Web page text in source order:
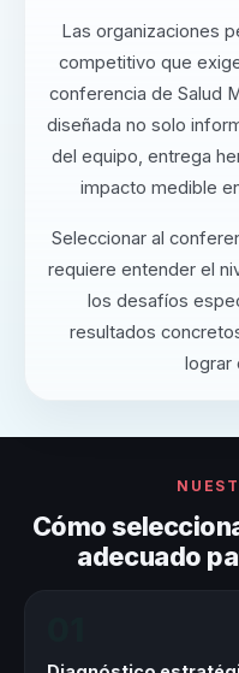
Las organizaciones
competitivo que
conferencia de Salud
diseñada no solo
del equipo, entrega
impacto medible
Seleccionar al
requiere entender el
los desafíos
resultados
lograr
Cómo
adecuado